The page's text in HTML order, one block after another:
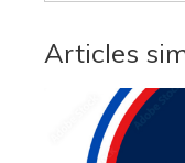
Articles